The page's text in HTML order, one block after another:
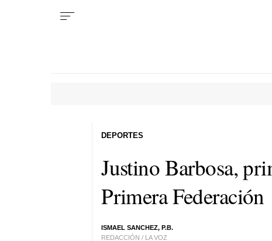
Justino Barbosa,
Primera Federación
ISMAEL SANCHEZ, P.B.
REDACCIÓN / LA VOZ
DEPORTES